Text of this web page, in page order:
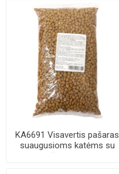
KA6691 Visavertis pašaras
suaugusioms katėms su
vištiena 1kg